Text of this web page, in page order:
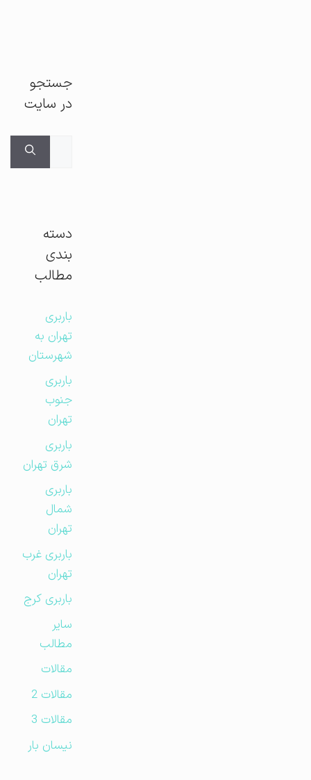
جستجو
در سایت
دسته
بندی
مطالب
باربری
تهران به
شهرستان
باربری
جنوب
تهران
باربری
شرق تهران
باربری
شمال
تهران
باربری غرب
تهران
باربری کرج
مطالب
مقالات
مقالات 2
مقالات 3
نیسان بار